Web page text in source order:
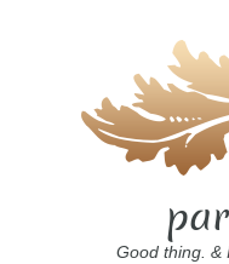
Good thing. &